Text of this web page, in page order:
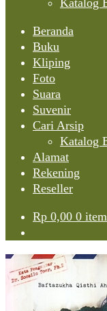
Katalog
Beranda
Buku
Kliping
Foto
Suara
Suvenir
Cari Arsip
Katalog
Alamat
Rekening
Reseller
Rp 0,00 0